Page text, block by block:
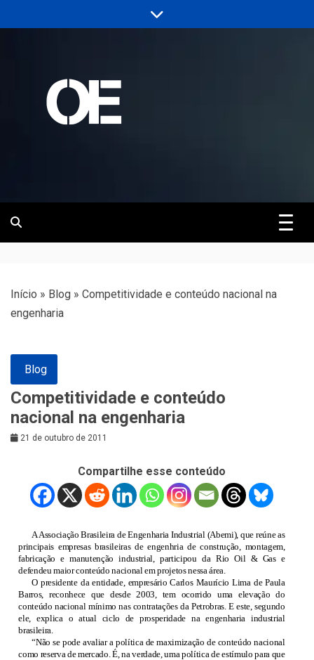
to
Revista | O
Empreiteiro
Início » Blog » Competitividade e conteúdo nacional na
engenharia
Blog
Competitividade e conteúdo
nacional na engenharia
21 de outubro de 2011
Compartilhe esse conteúdo
A Associação Brasileira de Engenharia Industrial (Abemi), que reúne as
principais empresas brasileiras de engenhria de construção, montagem,
fabricação e manutenção industrial, participou da Rio Oil & Gas e
defendeu maior conteúdo nacional em projetos nessa área.
O presidente da entidade, empresário Carlos Maurício Lima de Paula
Barros, reconhece que desde 2003, tem ocorrido uma elevação do
conteúdo nacional mínimo nas contratações da Petrobras. E este, segundo
ele, explica o atual ciclo de prosperidade na engenharia industrial
brasileira.
“Não se pode avaliar a política de maximização de conteúdo nacional
como reserva de mercado. É, na verdade, uma política de estímulo para que